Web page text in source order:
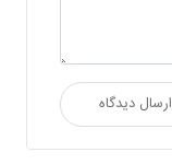
ارسال دیدگاه